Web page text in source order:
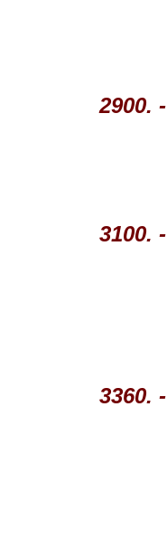
2900. -
3100. -
3360. -